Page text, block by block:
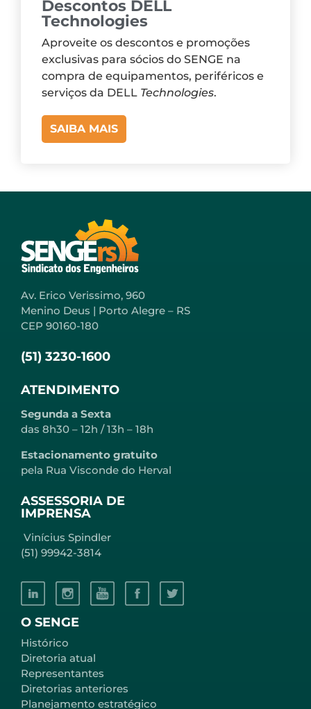
Descontos DELL
Technologies
Aproveite os descontos e promoções
exclusivas para sócios do SENGE na
compra de equipamentos, periféricos e
serviços da DELL Technologies.
SAIBA MAIS
O SENGE
Histórico
Diretoria atual
Representantes
Diretorias anteriores
Planejamento estratégico
Av. Erico Verissimo, 960
Menino Deus | Porto Alegre – RS
CEP 90160-180
(51) 3230-1600
ATENDIMENTO
Segunda a Sexta
das 8h30 – 12h / 13h – 18h
Estacionamento gratuito
pela Rua Visconde do Herval
ASSESSORIA DE
IMPRENSA
Vinícius Spindler
(51) 99942-3814